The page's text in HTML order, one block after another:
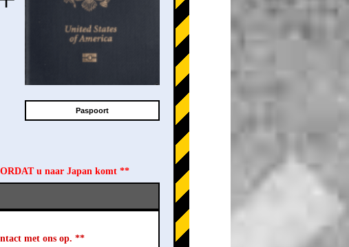
Paspoort
u naar Japan komt **
met ons op. **